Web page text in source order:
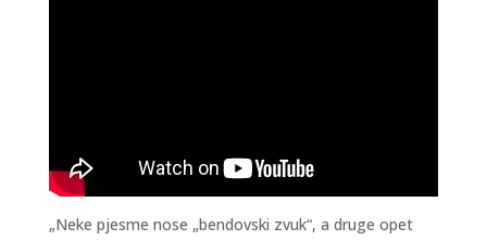
„Neke pjesme nose „bendovski zvuk“, a druge opet